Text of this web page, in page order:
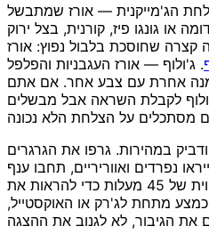
הג'מייקנית — אורז שמתבשל
או גונגו פיז, קורנית, בצל ירוק
קצרה שחוסכת בלבול נפוץ: אורז
. ג'ולוף — אורז העגבניות והפלפל
מנה אחרת עם צבע אחר. אם אתם
לקבלת השראה אבל מבשלים
במהירות. גרפו את הגרגרים
נפרדים ואווריריים, תחבו ענף
קורנית לנגיעה ירוקה, וצלמו בזווית של 45 מעלות כדי להראות את
מתחת לג'רק או האוקסטייל,